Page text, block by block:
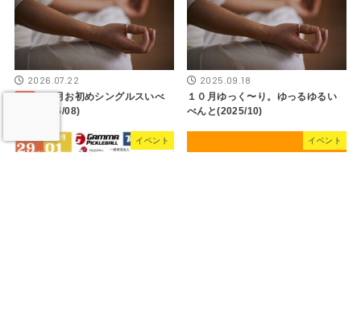
2026.07.22
０8月お初めシングルスいべ
んと(2026/08)
2025.09.18
１０月ゆっく〜り。ゆっるゆるい
べんと(2025/10)
イベント イベント